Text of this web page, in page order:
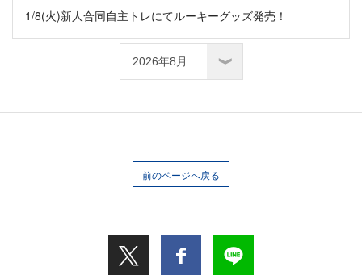
1/8(火)新人合同自主トレにてルーキーグッズ発売！
前のページへ戻る